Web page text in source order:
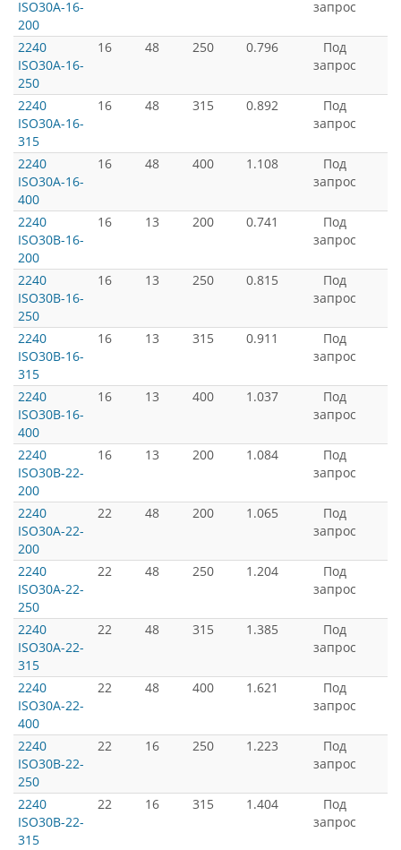
ISO30A-16-
200
запрос
2240
ISO30A-16-
250
16 48 250 0.796
Под
запрос
2240
ISO30A-16-
315
16 48 315 0.892
Под
запрос
2240
ISO30A-16-
400
16 48 400 1.108
Под
запрос
2240
ISO30B-16-
200
16 13 200 0.741
Под
запрос
2240
ISO30B-16-
250
16 13 250 0.815
Под
запрос
2240
ISO30B-16-
315
16 13 315 0.911
Под
запрос
2240
ISO30B-16-
400
16 13 400 1.037
Под
запрос
2240
ISO30B-22-
200
16 13 200 1.084
Под
запрос
2240
ISO30A-22-
200
22 48 200 1.065
Под
запрос
2240
ISO30A-22-
250
22 48 250 1.204
Под
запрос
2240
ISO30A-22-
315
22 48 315 1.385
Под
запрос
2240
ISO30A-22-
400
22 48 400 1.621
Под
запрос
2240
ISO30B-22-
250
22 16 250 1.223
Под
запрос
2240
ISO30B-22-
315
22 16 315 1.404
Под
запрос